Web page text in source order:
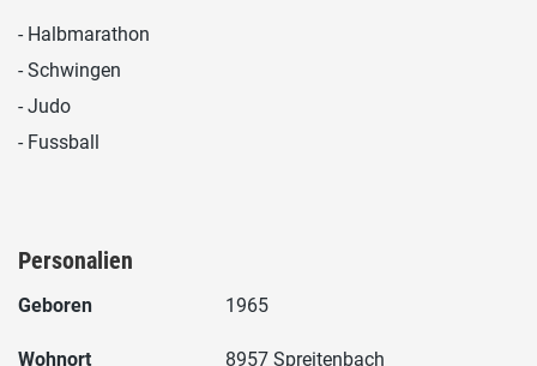
- Halbmarathon
- Schwingen
- Judo
- Fussball
Personalien
Geboren 1965
Wohnort 8957 Spreitenbach